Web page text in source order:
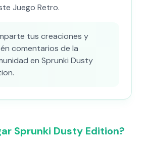
Juego Retro.
tus creaciones y
comentarios de la
en Sprunki Dusty
Sprunki Dusty Edition?